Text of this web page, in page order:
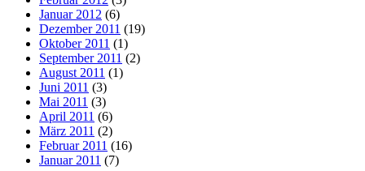
Januar 2012 (6)
Dezember 2011 (19)
Oktober 2011 (1)
September 2011 (2)
August 2011 (1)
Juni 2011 (3)
Mai 2011 (3)
April 2011 (6)
März 2011 (2)
Februar 2011 (16)
Januar 2011 (7)